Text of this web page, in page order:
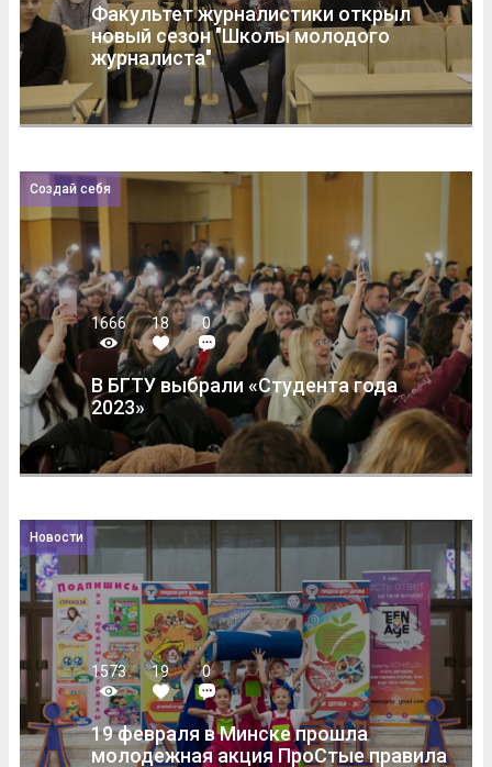
Факультет журналистики открыл
новый сезон "Школы молодого
журналиста"
Создай себя
1666 18 0
В БГТУ выбрали «Студента года
2023»
Новости
1573 19 0
19 февраля в Минске прошла
молодежная акция ПроСтые правила